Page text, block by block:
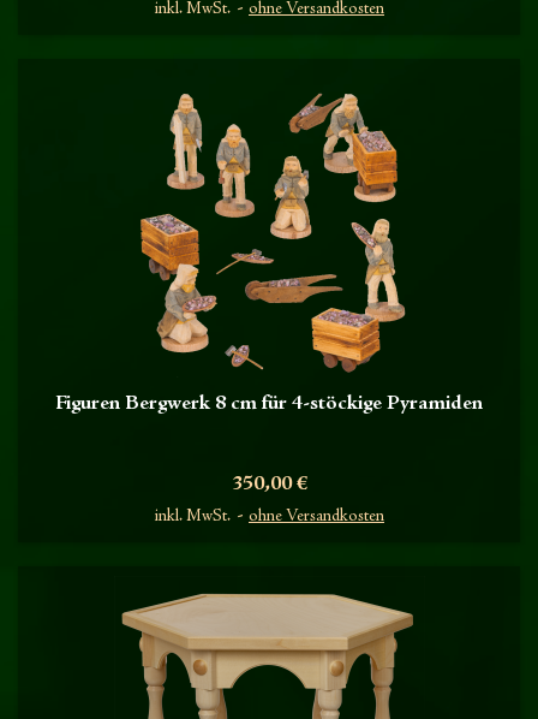
inkl. MwSt. ohne Versandkosten
Figuren Bergwerk 8 cm für 4-stöckige Pyramiden
Preis
350,00 €
inkl. MwSt. ohne Versandkosten